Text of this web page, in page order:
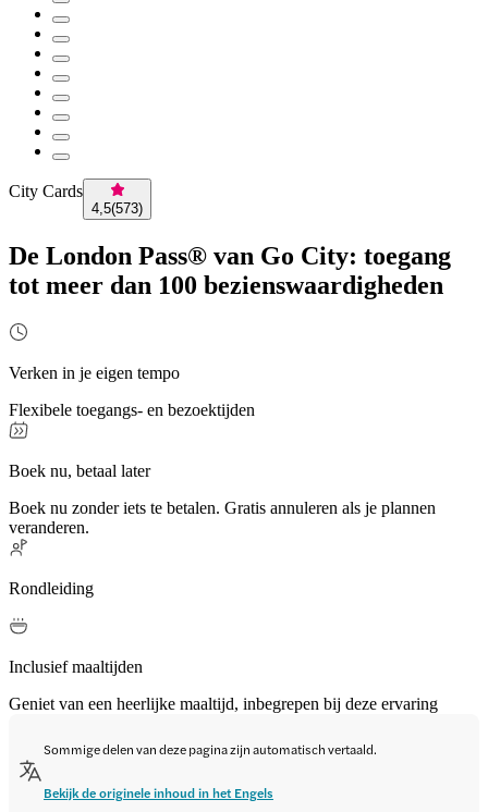
City Cards
4,5(573)
De London Pass® van Go City: toegang
tot meer dan 100 bezienswaardigheden
Verken in je eigen tempo
Flexibele toegangs- en bezoektijden
Boek nu, betaal later
Boek nu zonder iets te betalen. Gratis annuleren als je plannen
veranderen.
Rondleiding
Inclusief maaltijden
Geniet van een heerlijke maaltijd, inbegrepen bij deze ervaring
Sommige delen van deze pagina zijn automatisch vertaald.
Bekijk de originele inhoud in het Engels